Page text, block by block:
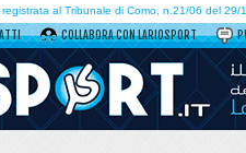
al Tribunale di Como, n.21/06 del 29/
COLLABORA CON LARIOSPORT